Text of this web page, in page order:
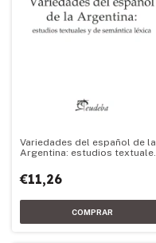
Variedades del español de la
Argentina: estudios textuales
€11,26